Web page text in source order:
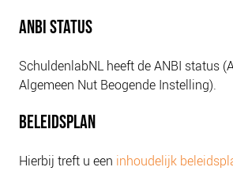
ANBI STATUS
SchuldenlabNL heeft de ANBI status
Algemeen Nut Beogende Instelling).
BELEIDSPLAN
Hierbij treft u een inhoudelijk